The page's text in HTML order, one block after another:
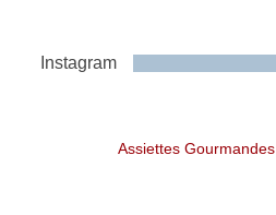
Instagram
Assiettes Gourmandes